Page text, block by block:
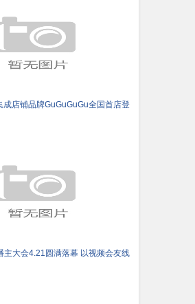
成店铺品牌GuGuGuGu全国首店登
主大会4.21圆满落幕 以视频会友线